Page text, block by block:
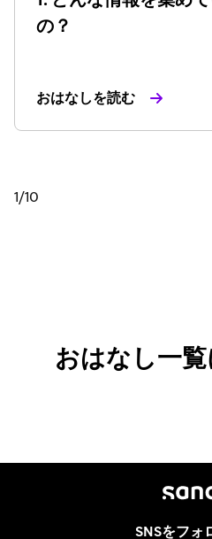
の？
おはなしを読む
1/10
おはなし一
SNSをフォ